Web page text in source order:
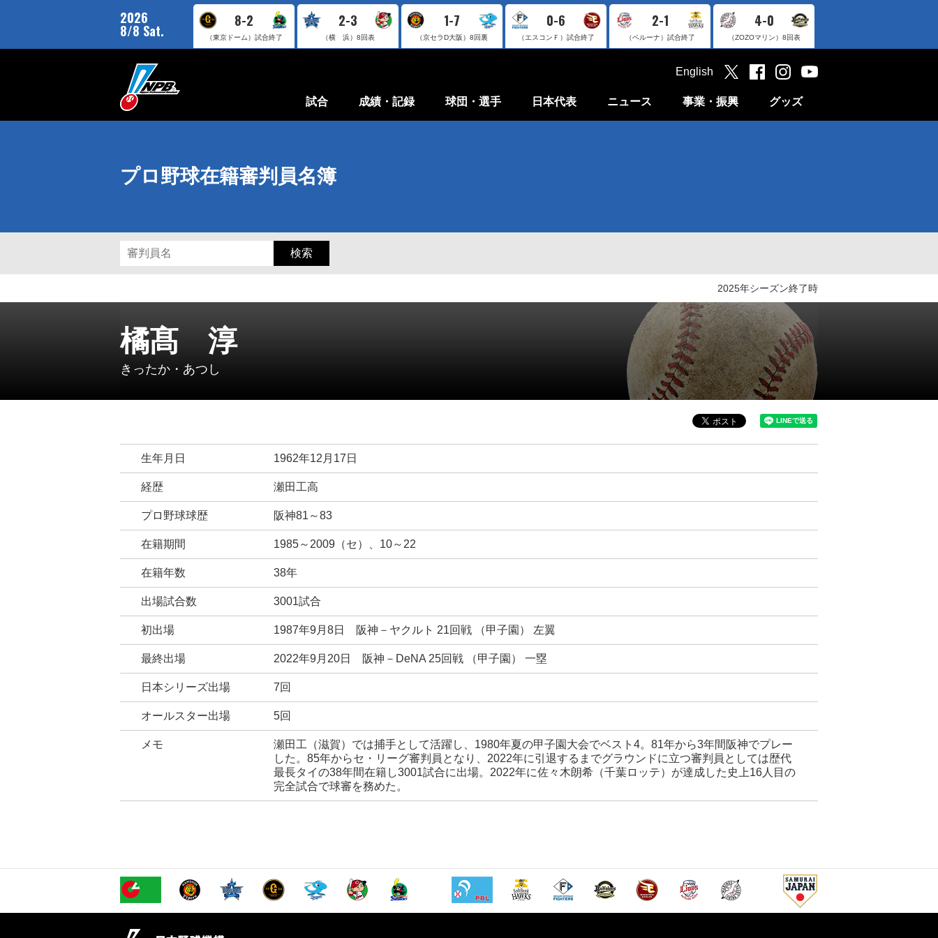
2026
8/8 Sat.
8-2
（東京ドーム） 試合終了
2-3
（横 浜） 8回表
1-7
（京セラD大阪） 8回裏
0-6
（エスコンＦ） 試合終了
2-1
（ベルーナ） 試合終了
4-0
（ZOZOマリン） 8回表
試合 成績・記録 球団・選手 日本代表 ニュース 事業・振興 グッズ
English
プロ野球在籍審判員名簿
2025年シーズン終了時
橘髙 淳
きったか・あつし
生年月日 1962年12月17日
経歴 瀬田工高
プロ野球球歴 阪神81～83
在籍期間 1985～2009（セ）、10～22
在籍年数 38年
出場試合数 3001試合
初出場 1987年9月8日 阪神－ヤクルト 21回戦 （甲子園） 左翼
最終出場 2022年9月20日 阪神－DeNA 25回戦 （甲子園） 一塁
日本シリーズ出場 7回
オールスター出場 5回
メモ
瀬田工（滋賀）では捕手として活躍し、1980年夏の甲子園大会でベスト4。81年から3年間阪神でプレー
した。85年からセ・リーグ審判員となり、2022年に引退するまでグラウンドに立つ審判員としては歴代
最長タイの38年間在籍し3001試合に出場。2022年に佐々木朗希（千葉ロッテ）が達成した史上16人目の
完全試合で球審を務めた。